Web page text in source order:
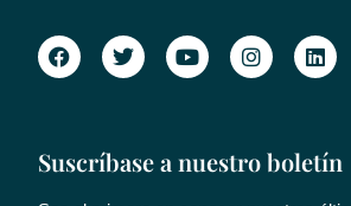
Suscríbase a nuestro boletín